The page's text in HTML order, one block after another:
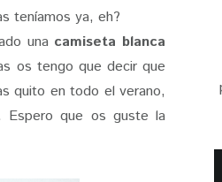
teníamos ya, eh?
una camiseta blanca
os tengo que decir que
quito en todo el verano,
Espero que os guste la